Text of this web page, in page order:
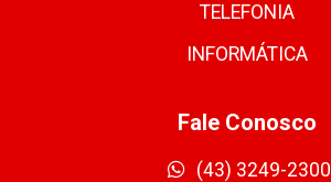
TELEFONIA
INFORMÁTICA
Fale Conosco
(43) 3249-2300